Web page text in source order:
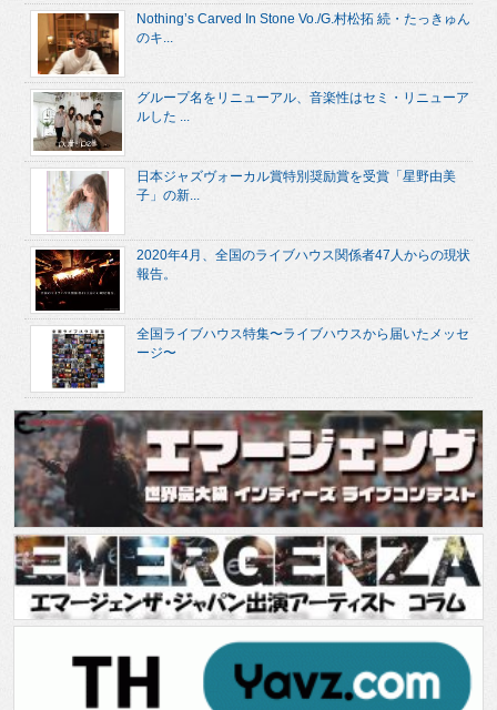
Nothing’s Carved In Stone Vo./G.村松拓 続・たっきゅん
のキ...
グループ名をリニューアル、音楽性はセミ・リニューア
ルした ...
日本ジャズヴォーカル賞特別奨励賞を受賞「星野由美
子」の新...
2020年4月、全国のライブハウス関係者47人からの現状
報告。
全国ライブハウス特集〜ライブハウスから届いたメッセ
ージ〜